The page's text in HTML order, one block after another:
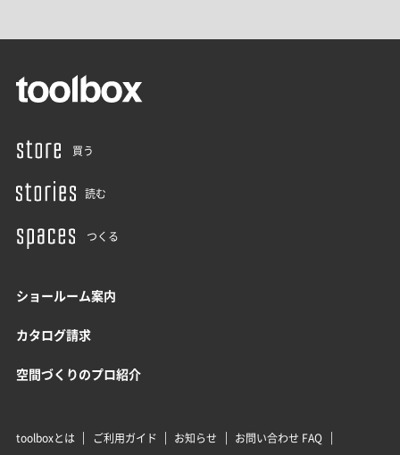
買う
読む
つくる
ショールーム案内
カタログ請求
空間づくりのプロ紹介
toolboxとは ご利用ガイド お知らせ
お問い合わせ FAQ